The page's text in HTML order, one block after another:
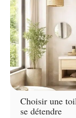
Choisir une
se détendre